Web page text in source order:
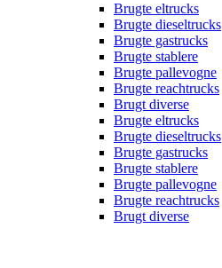
Brugte eltrucks
Brugte dieseltrucks
Brugte gastrucks
Brugte stablere
Brugte pallevogne
Brugte reachtrucks
Brugt diverse
Brugte eltrucks
Brugte dieseltrucks
Brugte gastrucks
Brugte stablere
Brugte pallevogne
Brugte reachtrucks
Brugt diverse